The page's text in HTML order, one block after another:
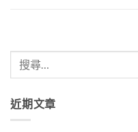
近期文章